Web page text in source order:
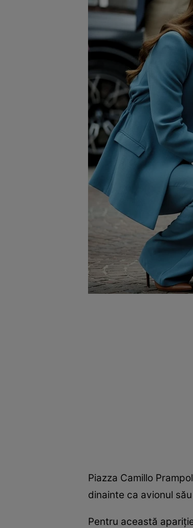
Piazza Camillo
dinainte ca avionul
Pentru această